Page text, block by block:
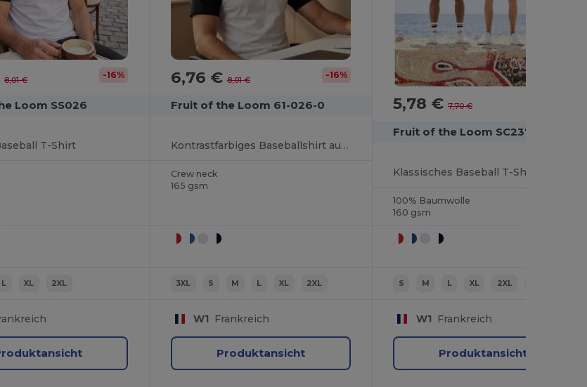
8,01 € -16%
Loom SS026
T-Shirt
L XL 2XL
6,76 €8,01 € -16%
Fruit of the Loom 61-026-0
Kontrastfarbiges Baseballshirt aus Baumwolle
Crew neck
165 gsm
3XL S M L XL 2XL
W1 Frankreich
Produktansicht
5,78 €7,70 €
Fruit of the Loom SC237
100% Baumwolle
160 gsm
S M L XL 2XL
W1 Frankreich
Produktansicht